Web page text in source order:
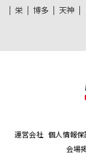
栄 博多 天神
運営会社 個人情報保
会場